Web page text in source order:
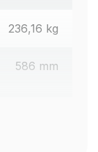
236,16 kg
586 mm